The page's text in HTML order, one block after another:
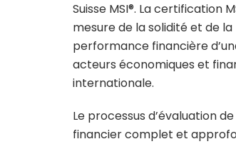
Suisse MSI®. La certification
mesure de la solidité et de la
performance financière
acteurs économiques et
internationale.
Le processus d’évaluation
financier complet et